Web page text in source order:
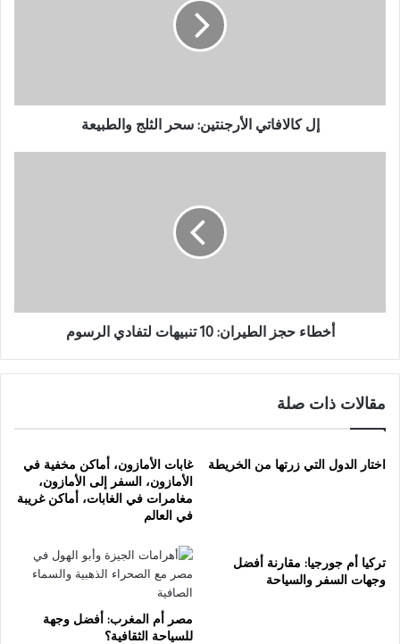
إل كالافاتي الأرجنتين: سحر الثلج والطبيعة
أخطاء حجز الطيران: 10 تنبيهات لتفادي الرسوم
مقالات ذات صلة
اختار الدول التي زرتها من الخريطة
غابات الأمازون، أماكن مخفية في
الأمازون، السفر إلى الأمازون،
مغامرات في الغابات، أماكن غريبة
في العالم
تركيا أم جورجيا: مقارنة أفضل
وجهات السفر والسياحة
مصر أم المغرب: أفضل وجهة
للسياحة الثقافية؟